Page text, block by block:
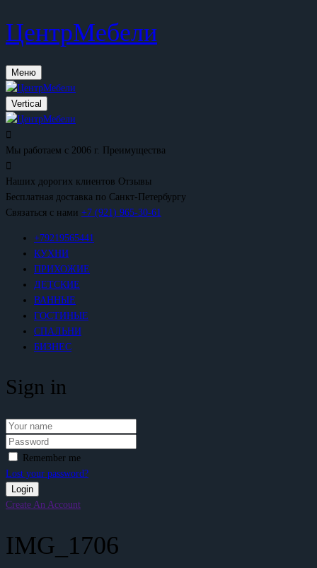
ЦентрМебели
Меню
Vertical
Мы работаем с 2006 г. Преимущества
Наших дорогих клиентов Отзывы
Бесплатная доставка по Санкт-Петербургу
Связаться с нами +7 (921) 965-30-61
+79219565441
КУХНИ
ПРИХОЖИЕ
ДЕТСКИЕ
ВАННЫЕ
ГОСТИНЫЕ
СПАЛЬНИ
БИЗНЕС
Sign in
Remember me
Lost your password?
Create An Account
IMG_1706